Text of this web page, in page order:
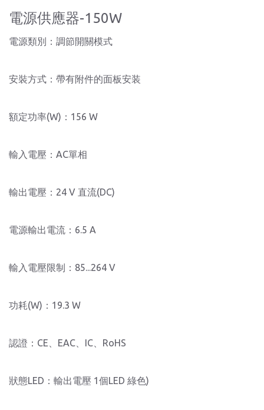
電源供應器-150W
電源類別：調節開關模式
安裝方式：帶有附件的面板安装
額定功率(W)：156 W
輸入電壓：AC單相
輸出電壓：24 V 直流(DC)
電源輸出電流：6.5 A
輸入電壓限制：85...264 V
功耗(W)：19.3 W
認證：CE、EAC、IC、RoHS
狀態LED：輸出電壓 1個LED 綠色)